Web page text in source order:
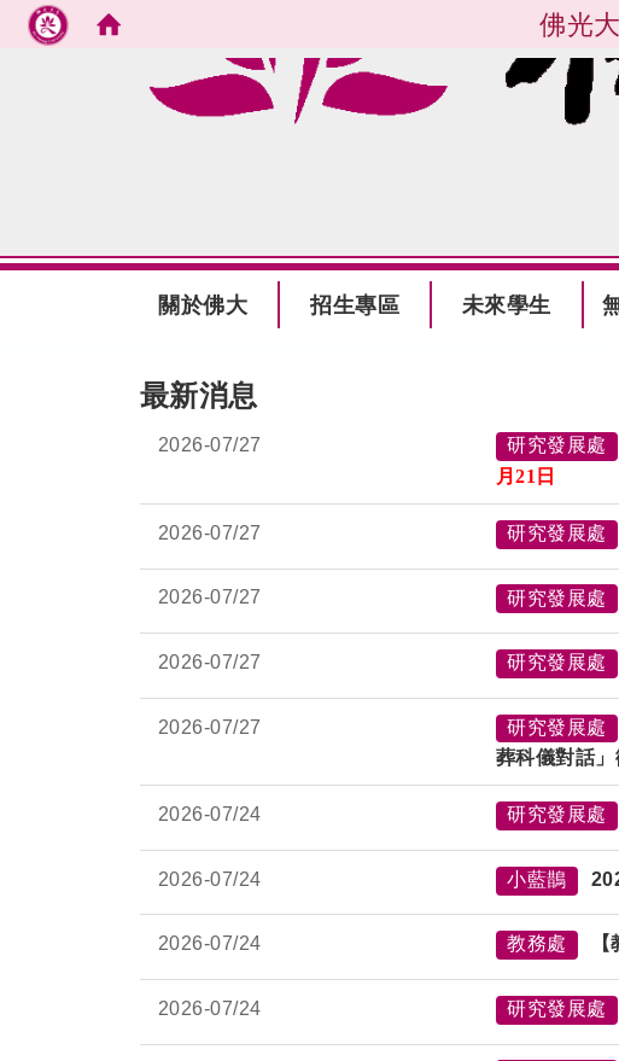
佛光
跳到主要內容
關於佛大 招生專區 未來學生
最新消息
2026-07/27 研究發展處
月21日
2026-07/27 研究發展處
2026-07/27 研究發展處
2026-07/27 研究發展處
2026-07/27 研究發展處
葬科儀對話」
2026-07/24 研究發展處
2026-07/24 小藍鵲
2026-07/24 教務處
2026-07/24 研究發展處